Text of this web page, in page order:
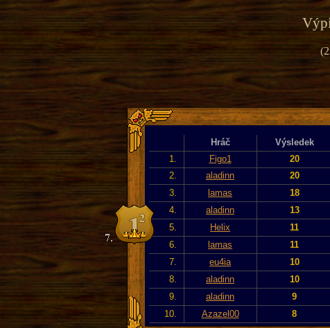
Hráč Výsledek
1.
Figo1 20
2.
aladinn 20
3.
lamas 18
4.
aladinn 13
5.
Helix 11
6.
lamas 11
7.
eu4ia 10
8.
aladinn 10
9.
aladinn 9
10.
Azazel00 8